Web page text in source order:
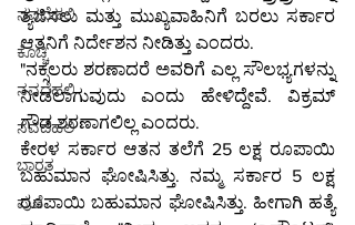
ನವದೆಹಲಿ
ಕೊಚ್ಚಿ
ನವದೆಹಲಿ
ನವದೆಹಲಿ
ಭಾರತ
ಪುಣೆ
ತ್ಯಜಿಸಲು ಮತ್ತು ಮುಖ್ಯವಾಹಿನಿಗೆ ಬರಲು ಸರ್ಕಾರ
ಆತನಿಗೆ ನಿರ್ದೇಶನ ನೀಡಿತ್ತು ಎಂದರು.
"ನಕ್ಸಲರು ಶರಣಾದರೆ ಅವರಿಗೆ ಎಲ್ಲ ಸೌಲಭ್ಯಗಳನ್ನು
ನೀಡಲಾಗುವುದು ಎಂದು ಹೇಳಿದ್ದೇವೆ. ವಿಕ್ರಮ್
ಗೌಡ ಶರಣಾಗಲಿಲ್ಲ ಎಂದರು.
ಕೇರಳ ಸರ್ಕಾರ ಆತನ ತಲೆಗೆ 25 ಲಕ್ಷ ರೂಪಾಯಿ
ಬಹುಮಾನ ಘೋಷಿಸಿತ್ತು. ನಮ್ಮ ಸರ್ಕಾರ 5 ಲಕ್ಷ
ರೂಪಾಯಿ ಬಹುಮಾನ ಘೋಷಿಸಿತ್ತು. ಹೀಗಾಗಿ ಹತ್ಯೆ